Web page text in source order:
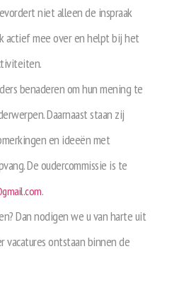
niet alleen de inspraak
actief mee over en helpt bij het
benaderen om hun mening te
Daarnaast staan zij
en ideeën met
De oudercommissie is te
.
Dan nodigen we u van harte uit
vacatures ontstaan binnen de